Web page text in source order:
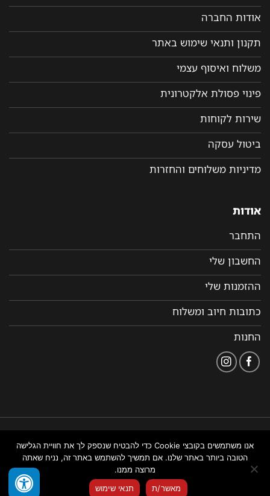
אודות החברה
תקנון ותנאי שימוש באתר
משלוח ואיסוף עצמי
פינוי פסולת אלקטרונית
שירות לקוחות
ביטול עסקה
מדיניות משלוחים והחזרות
אודות
התחבר
החשבון שלי
ההזמנות שלי
כתובות חיוב ומשלוח
החנות
נגישות
באתר
ניהול אתרים
אנו משתמשים בקובצי Cookie כדי להבטיח שנספק לך את חוויית הגלישה
הטובה ביותר באתר שלנו. אם תמשיך להשתמש באתר זה, נניח שאתה
מרוצה ממנו.
מאשר/ת
תנאי שימוש
צור איתנו קשר